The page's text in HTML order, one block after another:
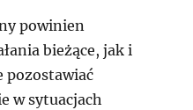
powinien
bieżące, jak i
pozostawiać
w sytuacjach